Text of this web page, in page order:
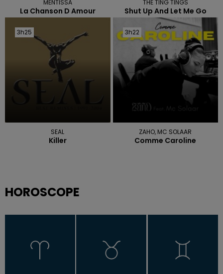
MENTISSA
La Chanson D Amour
THE TING TINGS
Shut Up And Let Me Go
3h25
3h25
SEAL
Killer
3h22
3h22
ZAHO, MC SOLAAR
Comme Caroline
HOROSCOPE